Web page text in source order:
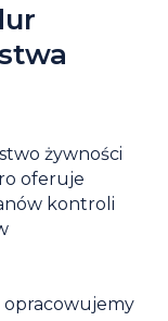
żywności
oferuje
kontroli
opracowujemy